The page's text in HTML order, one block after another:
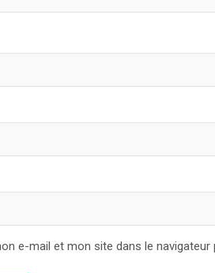
e-mail et mon site dans le